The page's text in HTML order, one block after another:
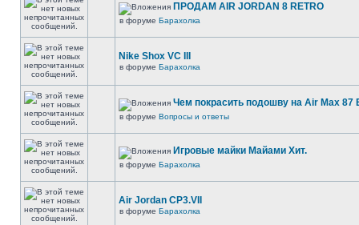
ПРОДАМ AIR JORDAN 8 RETRO
в форуме Барахолка
Nike Shox VC III
в форуме Барахолка
Чем покрасить подошву на Air Max 87
в форуме Вопросы и ответы
Игровые майки Майами Хит.
в форуме Барахолка
Air Jordan CP3.VII
в форуме Барахолка